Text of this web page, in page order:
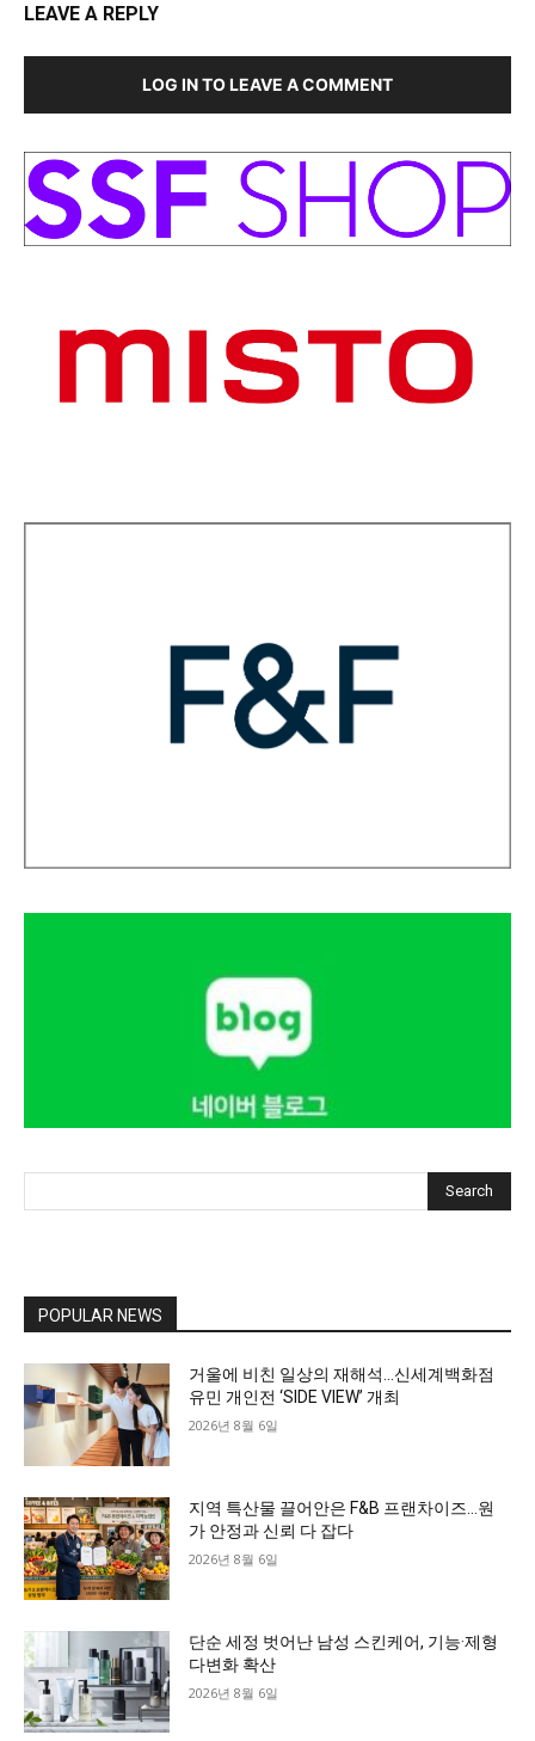
LEAVE A REPLY
LOG IN TO LEAVE A COMMENT
Search
POPULAR NEWS
거울에 비친 일상의 재해석…신세계백화점
유민 개인전 ‘SIDE VIEW’ 개최
2026년 8월 6일
지역 특산물 끌어안은 F&B 프랜차이즈…원
가 안정과 신뢰 다 잡다
2026년 8월 6일
단순 세정 벗어난 남성 스킨케어, 기능·제형
다변화 확산
2026년 8월 6일